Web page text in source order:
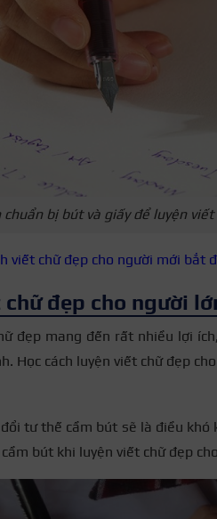
chuẩn bị bút và giấy để luyện
viết chữ đẹp cho người mới bắt
chữ đẹp cho người
đẹp mang đến rất nhiều lợi
Học cách luyện viết chữ đẹp
tư thế cầm bút sẽ là điều
bút khi luyện viết chữ đẹp